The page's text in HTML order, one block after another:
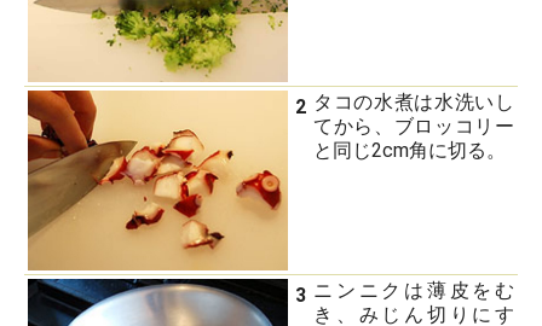
2 タコの水煮は水洗いし
てから、ブロッコリー
と同じ2cm角に切る。
3 ニンニクは薄皮をむ
き、みじん切りにす